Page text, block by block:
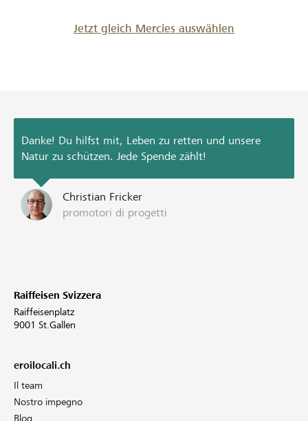
Jetzt gleich Mercies auswählen
Danke! Du hilfst mit, Leben zu retten und unsere
Natur zu schützen. Jede Spende zählt!
Christian Fricker
promotori di progetti
Raiffeisen Svizzera
Raiffeisenplatz
9001 St.Gallen
eroilocali.ch
Il team
Nostro impegno
Blog